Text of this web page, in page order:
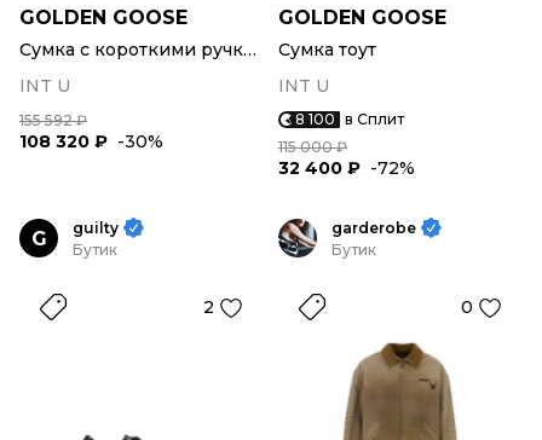
GOLDEN GOOSE
Сумка с короткими ручками
INT U
155 592 ₽
108 320 ₽ -30%
GOLDEN GOOSE
Сумка тоут
INT U
8 100 в Сплит
115 000 ₽
32 400 ₽ -72%
G
guilty
Бутик
2
garderobe
Бутик
0